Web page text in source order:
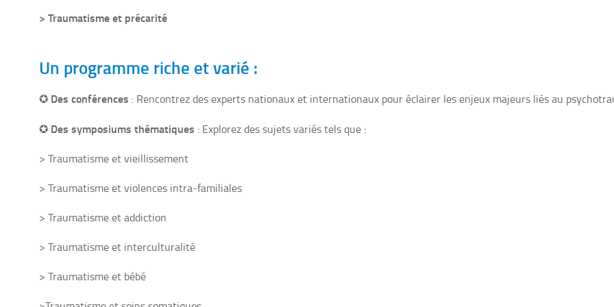
> Traumatisme et précarité
Un programme riche et varié :
✪ Des conférences : Rencontrez des experts nationaux et internationaux pour éclairer les enjeux majeurs liés au
✪ Des symposiums thématiques : Explorez des sujets variés tels que :
> Traumatisme et vieillissement
> Traumatisme et violences intra-familiales
> Traumatisme et addiction
> Traumatisme et interculturalité
> Traumatisme et bébé